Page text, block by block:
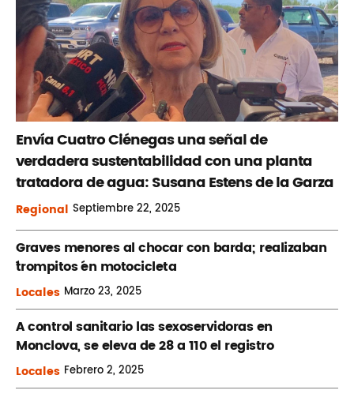
Envía Cuatro Ciénegas una señal de
verdadera sustentabilidad con una planta
tratadora de agua: Susana Estens de la Garza
Regional Septiembre22, 2025
Graves menores al chocar con barda; realizaban
´trompitos ´en motocicleta
Locales Marzo23, 2025
A control sanitario las sexoservidoras en
Monclova, se eleva de 28 a 110 el registro
Locales Febrero2, 2025